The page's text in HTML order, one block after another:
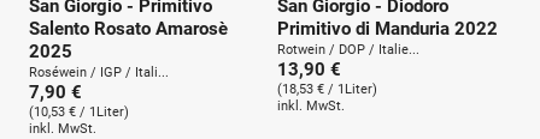
San Giorgio - Primitivo
Salento Rosato Amarosè
2025
Roséwein / IGP / Itali...
7,90 €
(10,53 € / 1Liter)
inkl. MwSt.
San Giorgio - Diodoro
Primitivo di Manduria 2022
Rotwein / DOP / Italie...
13,90 €
(18,53 € / 1Liter)
inkl. MwSt.